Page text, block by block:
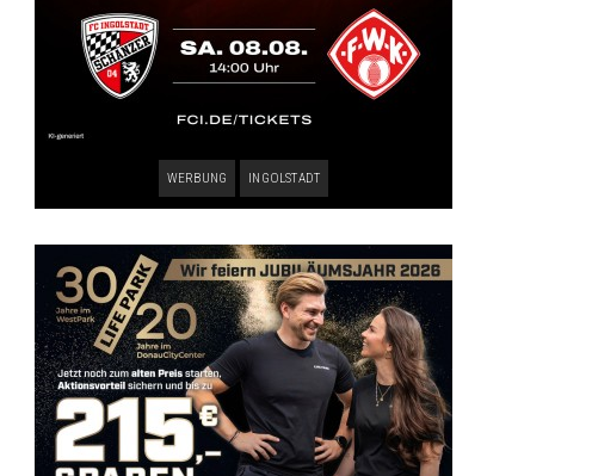
WERBUNG INGOLSTADT